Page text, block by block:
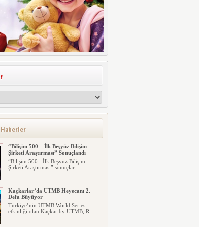
Haberler
“Bilişim 500 – İlk Beşyüz Bilişim
Şirketi Araştırması” Sonuçlandı
“Bilişim 500 - İlk Beşyüz Bilişim
Şirketi Araştırması” sonuçlar...
Kaçkarlar’da UTMB Heyecanı 2.
Defa Büyüyor
Türkiye’nin UTMB World Series
etkinliği olan Kaçkar by UTMB, Ri...